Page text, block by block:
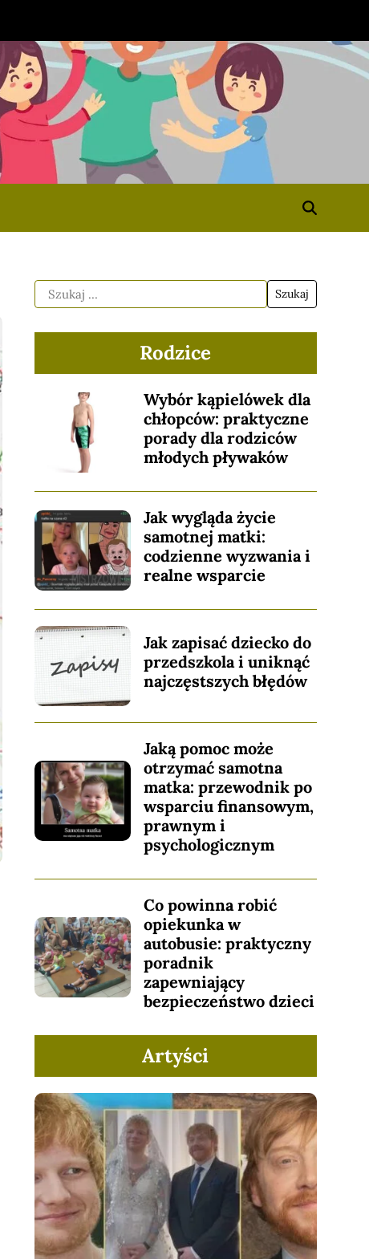
Rodzice
Wybór kąpielówek dla
chłopców: praktyczne
porady dla rodziców
młodych pływaków
Jak wygląda życie
samotnej matki:
codzienne wyzwania i
realne wsparcie
Jak zapisać dziecko do
przedszkola i uniknąć
najczęstszych błędów
Jaką pomoc może
otrzymać samotna
matka: przewodnik po
wsparciu finansowym,
prawnym i
psychologicznym
Co powinna robić
opiekunka w
autobusie: praktyczny
poradnik
zapewniający
bezpieczeństwo dzieci
Artyści